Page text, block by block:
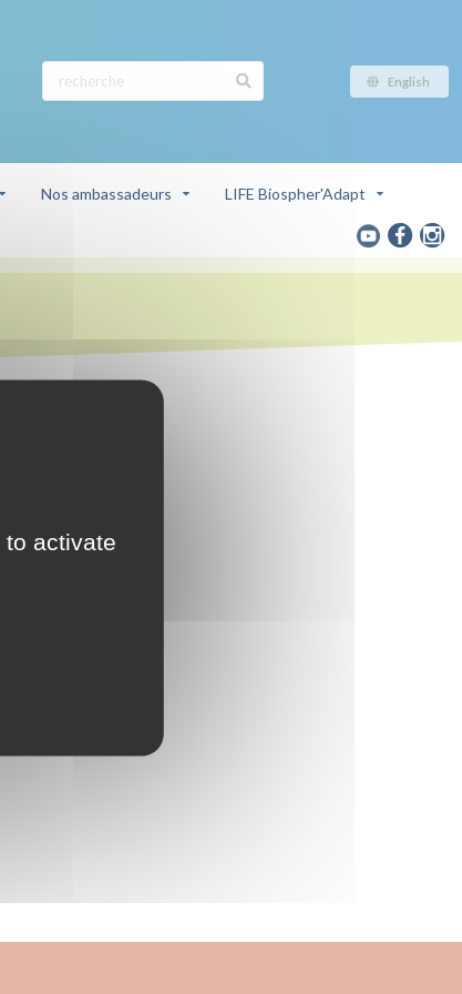
English
Nos ambassadeurs LIFE Biospher'Adapt
du
activate